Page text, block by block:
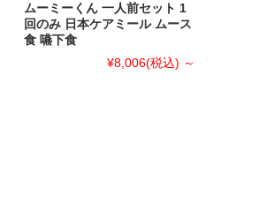
ムーミーくん 一人前セット 1
回のみ 日本ケアミール ムース
食 嚥下食
¥8,006(税込) ～